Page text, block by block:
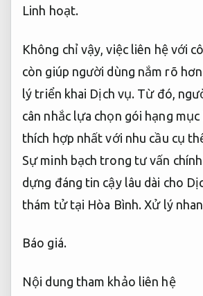
Linh hoạt.
Không chỉ vậy, việc liên hệ với
còn giúp người dùng nắm rõ
lý triển khai Dịch vụ. Từ đó,
cân nhắc lựa chọn gói hạng
thích hợp nhất với nhu cầu cụ
Sự minh bạch trong tư vấn
dựng đáng tin cậy lâu dài cho
thám tử tại Hòa Bình.Xử lý
Báo giá.
Nội dung tham khảo liên hệ